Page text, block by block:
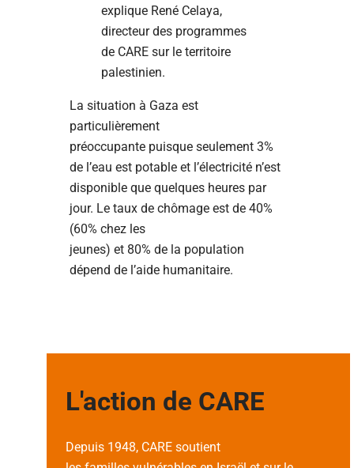
explique René Celaya,
directeur des programmes
de CARE sur le territoire
palestinien.
La situation à Gaza est
particulièrement
préoccupante puisque seulement 3%
de l’eau est potable et l’électricité n’est
disponible que quelques heures par
jour. Le taux de chômage est de 40%
(60% chez les
jeunes) et 80% de la population
dépend de l’aide humanitaire.
L'action de CARE
Depuis 1948, CARE soutient